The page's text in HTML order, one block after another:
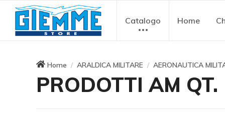
Catalogo Home
Home ARALDICA MILITARE AERONAUTICA
PRODOTTI AM QT.